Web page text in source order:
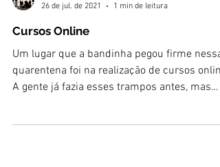
26 de jul. de 2021
1 min de leitura
Cursos Online
Um lugar que a bandinha pegou firme nessa
quarentena foi na realização de cursos
A gente já fazia esses trampos antes, mas